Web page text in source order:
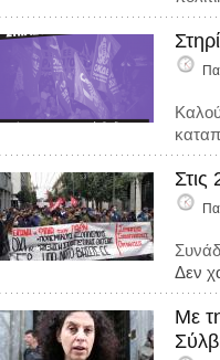
Δεν
Με